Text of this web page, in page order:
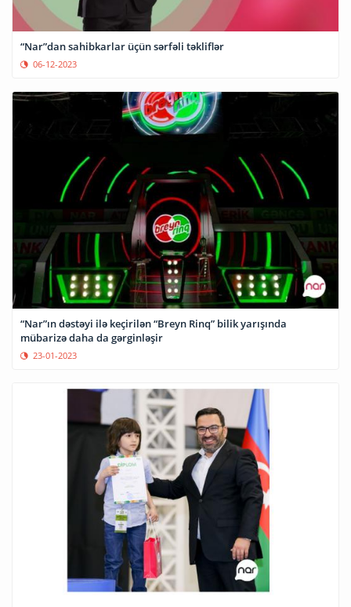
“Nar”dan sahibkarlar üçün sərfəli təkliflər
06-12-2023
“Nar”ın dəstəyi ilə keçirilən “Breyn Rinq” bilik yarışında
mübarizə daha da gərginləşir
23-01-2023